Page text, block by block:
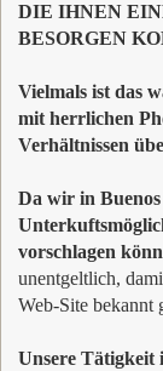
DIE IHNEN
BESORGEN
Vielmals ist das
mit herrlichen
Verhältnissen
Da wir in
vorschlagen
unentgeltlich,
Web-Site bekannt
Unsere Tätigkeit